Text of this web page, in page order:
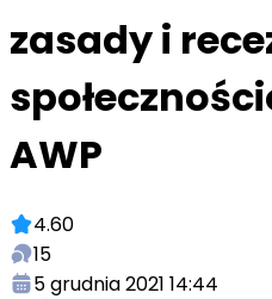
zasady i
AWP
4.60
15
5 grudnia 2021 14:44